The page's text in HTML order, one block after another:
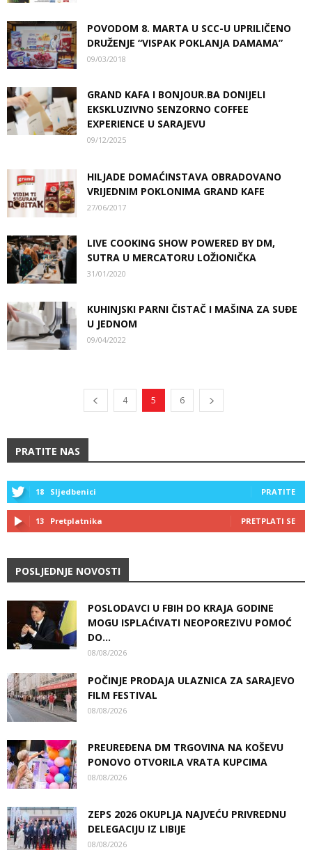
POVODOM 8. MARTA U SCC-U UPRILIČENO
DRUŽENJE “VISPAK POKLANJA DAMAMA”
09/03/2018
GRAND KAFA I BONJOUR.BA DONIJELI
EKSKLUZIVNO SENZORNO COFFEE
EXPERIENCE U SARAJEVU
09/12/2025
HILJADE DOMAĆINSTAVA OBRADOVANO
VRIJEDNIM POKLONIMA GRAND KAFE
27/06/2017
LIVE COOKING SHOW POWERED BY DM,
SUTRA U MERCATORU LOŽIONIČKA
31/01/2020
KUHINJSKI PARNI ČISTAČ I MAŠINA ZA SUĐE
U JEDNOM
09/04/2022
4 5 6
PRATITE NAS
18 Sljedbenici PRATITE
13 Pretplatnika PRETPLATI SE
POSLJEDNJE NOVOSTI
POSLODAVCI U FBIH DO KRAJA GODINE
MOGU ISPLAĆIVATI NEOPOREZIVU POMOĆ
DO...
08/08/2026
POČINJE PRODAJA ULAZNICA ZA SARAJEVO
FILM FESTIVAL
08/08/2026
PREUREĐENA DM TRGOVINA NA KOŠEVU
PONOVO OTVORILA VRATA KUPCIMA
08/08/2026
ZEPS 2026 OKUPLJA NAJVEĆU PRIVREDNU
DELEGACIJU IZ LIBIJE
08/08/2026